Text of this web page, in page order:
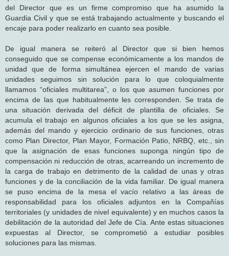
del Director que es un firme compromiso que ha asumido la
Guardia Civil y que se está trabajando actualmente y buscando el
encaje para poder realizarlo en cuanto sea posible.
De igual manera se reiteró al Director que si bien hemos
conseguido que se compense económicamente a los mandos de
unidad que de forma simultánea ejercen el mando de varias
unidades seguimos sin solución para lo que coloquialmente
llamamos “oficiales multitarea”, o los que asumen funciones por
encima de las que habitualmente les corresponden. Se trata de
una situación derivada del déficit de plantilla de oficiales. Se
acumula el trabajo en algunos oficiales a los que se les asigna,
además del mando y ejercicio ordinario de sus funciones, otras
como Plan Director, Plan Mayor, Formación Patio, NRBQ, etc., sin
que la asignación de esas funciones suponga ningún tipo de
compensación ni reducción de otras, acarreando un incremento de
la carga de trabajo en detrimento de la calidad de unas y otras
funciones y de la conciliación de la vida familiar. De igual manera
se puso encima de la mesa el vacío relativo a las áreas de
responsabilidad para los oficiales adjuntos en la Compañías
territoriales (y unidades de nivel equivalente) y en muchos casos la
debilitación de la autoridad del Jefe de Cía. Ante estas situaciones
expuestas al Director, se comprometió a estudiar posibles
soluciones para las mismas.